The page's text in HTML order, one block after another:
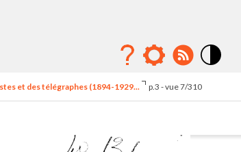
élévé
et des télégraphes (1894-1929... p.3 - vue 7/310